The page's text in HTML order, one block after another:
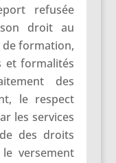
refusée
droit au
formation,
et formalités
des
le respect
les services
des droits
versement